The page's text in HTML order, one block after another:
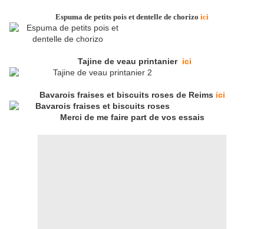
Espuma de petits pois et dentelle de chorizo ici
Tajine de veau printanier ici
Bavarois fraises et biscuits roses de Reims ici
Merci de me faire part de vos essais